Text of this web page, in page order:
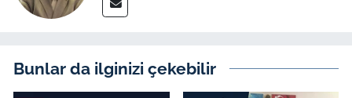
Bunlar da ilginizi çekebilir